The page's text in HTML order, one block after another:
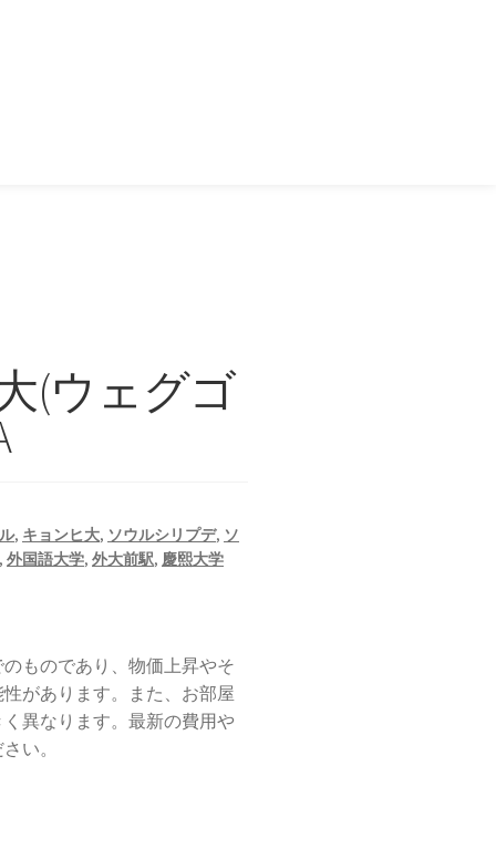
(ウェグゴ
, キョンヒ大, ソウルシリプデ, ソ
, 外国語大学, 外大前駅, 慶熙大学
ものであり、物価上昇やそ
があります。また、お部屋
異なります。最新の費用や
い。